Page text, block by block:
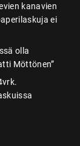
kanavien
ei
olla
Möttönen”